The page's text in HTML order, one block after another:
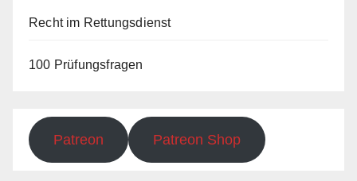
Recht im Rettungsdienst
100 Prüfungsfragen
Patreon Patreon Shop